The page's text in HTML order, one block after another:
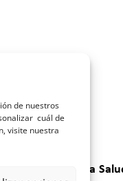
de nuestros
cuál de
visite nuestra